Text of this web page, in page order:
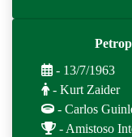
- 13/7/1963
- Kurt Zaider
- Carlos
- Amistoso